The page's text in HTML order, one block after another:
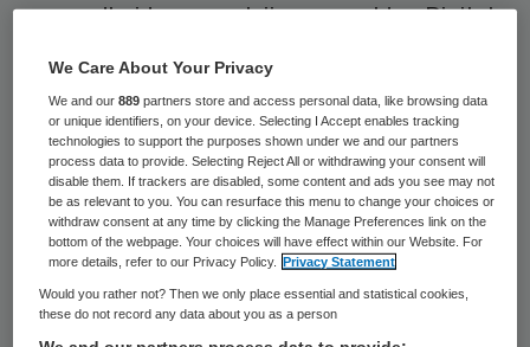
gezondheids- en welzijnszorg, aldus Digital
Meer dan de helft van het budget voor de
subsidieregeling ‘Mijn Cyberweerbare Zaak’
is aangevraagd. Deze regeling helpt kleine
ondernemers in onder andere de
gezondheids- en welzijnszorg hun
cyberweerbaarheid te vergroten.
We Care About Your Privacy
We and our889 partners store and access personal data, like browsing data
or unique identifiers, on your device. Selecting I Accept enables tracking
technologies to support the purposes shown under we and our partners
process data to provide. Selecting Reject All or withdrawing your consent will
disable them. If trackers are disabled, some content and ads you see may not
be as relevant to you. You can resurface this menu to change your choices or
withdraw consent at any time by clicking the Manage Preferences link on the
bottom of the webpage. Your choices will have effect within our Website. For
more details, refer to our Privacy Policy.
Privacy Statement
Would you rather not? Then we only place essential and statistical cookies,
these do not record any data about you as a person